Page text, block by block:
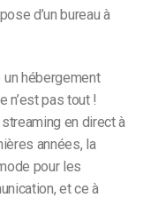
d’un bureau à
hébergement
n’est pas tout !
en direct à
années, la
pour les
et ce à